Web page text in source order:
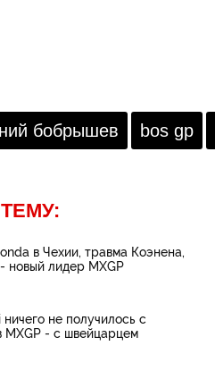
бобрышев bos gp
в Чехии, травма Коэнена,
лидер MXGP
не получилось с
- с швейцарцем